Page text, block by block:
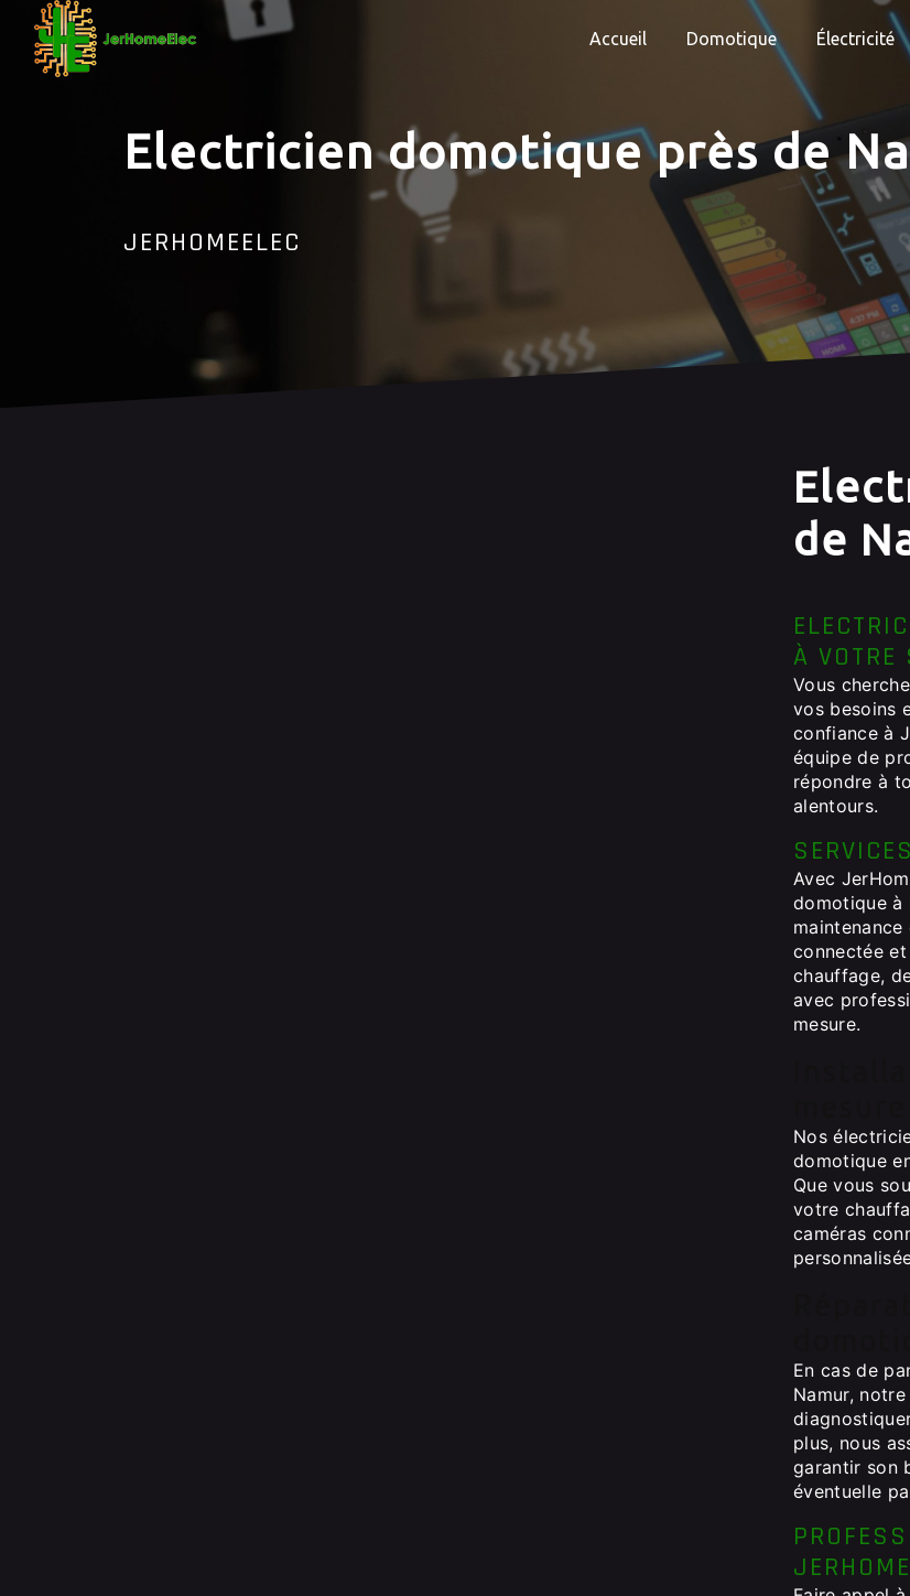
Accueil Domotique Électricité
Electricien domotique près de
JERHOMEELEC
de
À VOTRE
Vous
vos besoins
confiance à
équipe de
répondre à
alentours.
Avec
domotique à
connectée
chauffage,
avec
mesure.
Nos
domotique
Que vous
votre
caméras
En cas de
Namur,
plus, nous
garantir son
éventuelle
Panneau de gestion des cookies